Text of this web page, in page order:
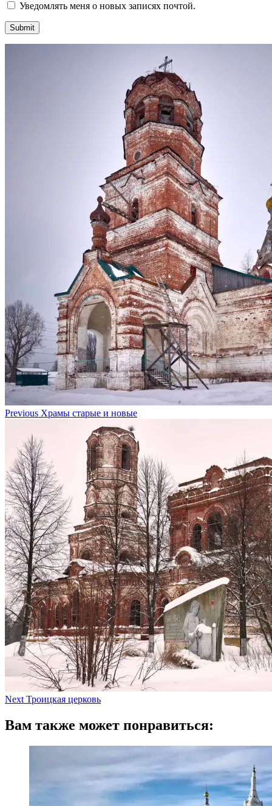
Уведомлять меня о новых записях почтой.
Previous Храмы старые и новые
Next Троицкая церковь
Вам также может понравиться: